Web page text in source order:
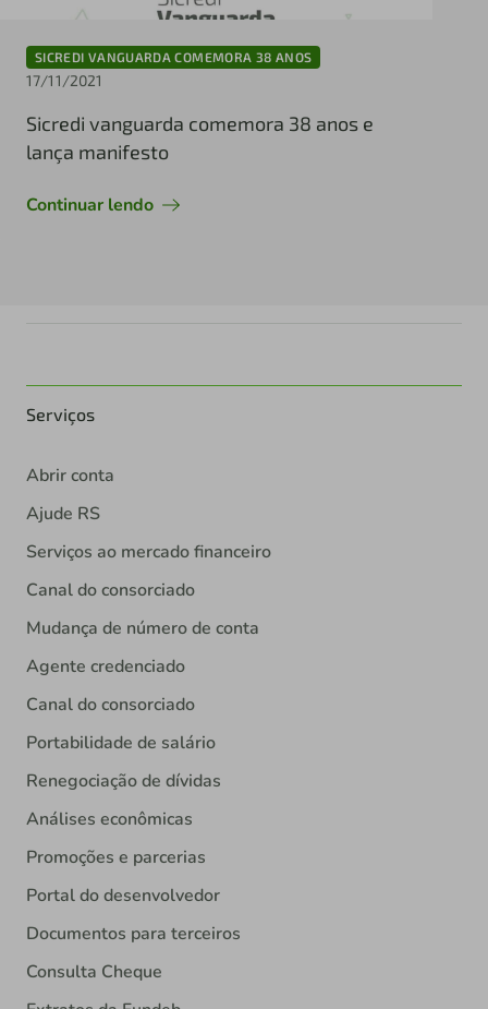
SICREDI VANGUARDA COMEMORA 38 ANOS
17/11/2021
Sicredi vanguarda comemora 38 anos e
lança manifesto
Continuar lendo
Serviços
Abrir conta
Ajude RS
Serviços ao mercado financeiro
Canal do consorciado
Mudança de número de conta
Agente credenciado
Canal do consorciado
Portabilidade de salário
Renegociação de dívidas
Análises econômicas
Promoções e parcerias
Portal do desenvolvedor
Documentos para terceiros
Consulta Cheque